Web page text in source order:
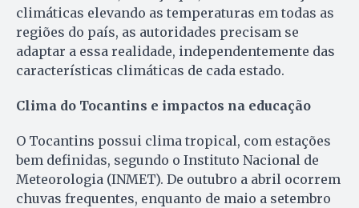
climáticas elevando as temperaturas em todas as
regiões do país, as autoridades precisam se
adaptar a essa realidade, independentemente das
características climáticas de cada estado.
Clima do Tocantins e impactos na educação
O Tocantins possui clima tropical, com estações
bem definidas, segundo o Instituto Nacional de
Meteorologia (INMET). De outubro a abril ocorrem
chuvas frequentes, enquanto de maio a setembro